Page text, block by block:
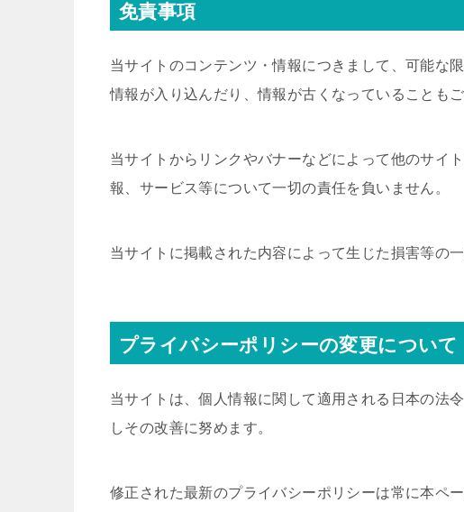
免責事項
当サイトのコンテンツ・情報につきまして、可能な
情報が入り込んだり、情報が古くなっていることもご
当サイトからリンクやバナーなどによって他のサイ
報、サービス等について一切の責任を負いません。
当サイトに掲載された内容によって生じた損害等の
プライバシーポリシーの変更について
当サイトは、個人情報に関して適用される日本の法
しその改善に努めます。
修正された最新のプライバシーポリシーは常に本ペ